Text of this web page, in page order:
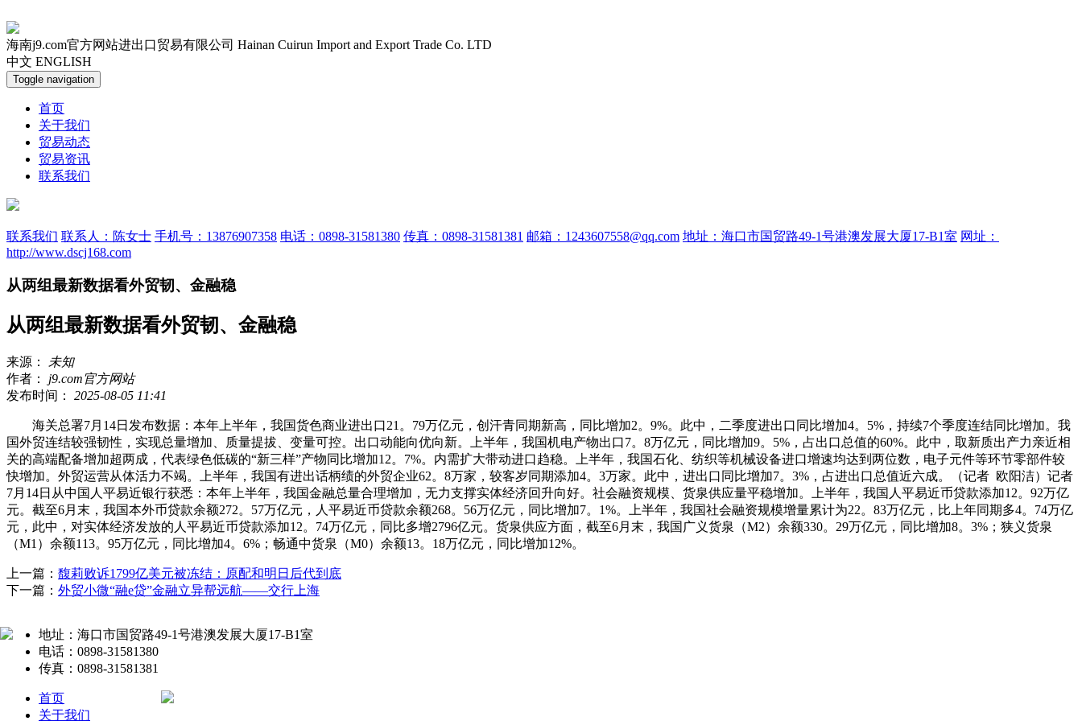
海南j9.com官方网站进出口贸易有限公司 Hainan Cuirun Import and Export Trade Co. LTD
中文 ENGLISH
Toggle navigation
首页
关于我们
贸易动态
贸易资讯
联系我们
联系我们 联系人：陈女士 手机号：13876907358 电话：0898-31581380 传真：0898-31581381 邮箱：1243607558@qq.com 地址：海口市国贸路49-1号港澳发展大厦17-B1室 网址：
http://www.dscj168.com
从两组最新数据看外贸韧、金融稳
从两组最新数据看外贸韧、金融稳
来源：
未知
作者： j9.com官方网站
发布时间： 2025-08-05 11:41
海关总署7月14日发布数据：本年上半年，我国货色商业进出口21。79万亿元，创汗青同期新高，同比增加2。9%。此中，二季度进出口同比增加4。5%，持续7个季度连结同比增加。我
国外贸连结较强韧性，实现总量增加、质量提拔、变量可控。出口动能向优向新。上半年，我国机电产物出口7。8万亿元，同比增加9。5%，占出口总值的60%。此中，取新质出产力亲近相
关的高端配备增加超两成，代表绿色低碳的“新三样”产物同比增加12。7%。内需扩大带动进口趋稳。上半年，我国石化、纺织等机械设备进口增速均达到两位数，电子元件等环节零部件较
快增加。外贸运营从体活力不竭。上半年，我国有进出话柄绩的外贸企业62。8万家，较客岁同期添加4。3万家。此中，进出口同比增加7。3%，占进出口总值近六成。（记者 欧阳洁）记者
7月14日从中国人平易近银行获悉：本年上半年，我国金融总量合理增加，无力支撑实体经济回升向好。社会融资规模、货泉供应量平稳增加。上半年，我国人平易近币贷款添加12。92万亿
元。截至6月末，我国本外币贷款余额272。57万亿元，人平易近币贷款余额268。56万亿元，同比增加7。1%。上半年，我国社会融资规模增量累计为22。83万亿元，比上年同期多4。74万亿
元，此中，对实体经济发放的人平易近币贷款添加12。74万亿元，同比多增2796亿元。货泉供应方面，截至6月末，我国广义货泉（M2）余额330。29万亿元，同比增加8。3%；狭义货泉
（M1）余额113。95万亿元，同比增加4。6%；畅通中货泉（M0）余额13。18万亿元，同比增加12%。
上一篇： 馥莉败诉1799亿美元被冻结：原配和明日后代到底
下一篇： 外贸小微“融e贷”金融立异帮远航——交行上海
地址：海口市国贸路49-1号港澳发展大厦17-B1室
电话：0898-31581380
传真：0898-31581381
首页
关于我们